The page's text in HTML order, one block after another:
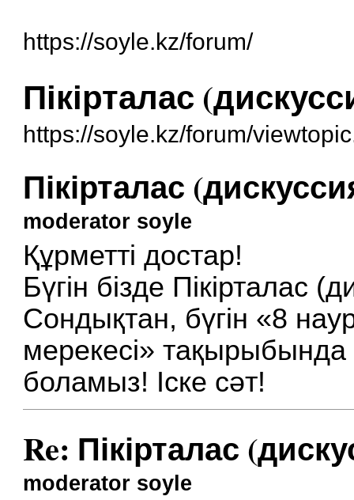
https://soyle.kz/forum/
Пікірталас
https://soyle.kz/forum/
Пікірталас
moderator soyle
Құрметті достар!
Бүгін бізде Пікірталас
Сондықтан, бүгін «8
мерекесі» тақырыбында
боламыз! Іске сәт!
Re: Пікірталас
moderator soyle